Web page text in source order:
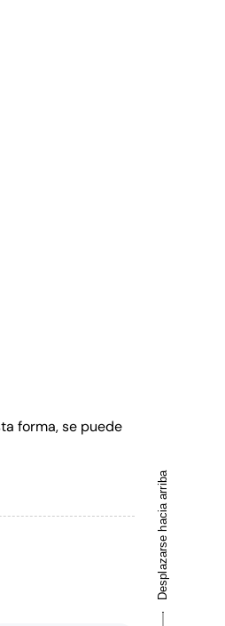
Desplazarse hacia arriba
forma, se puede